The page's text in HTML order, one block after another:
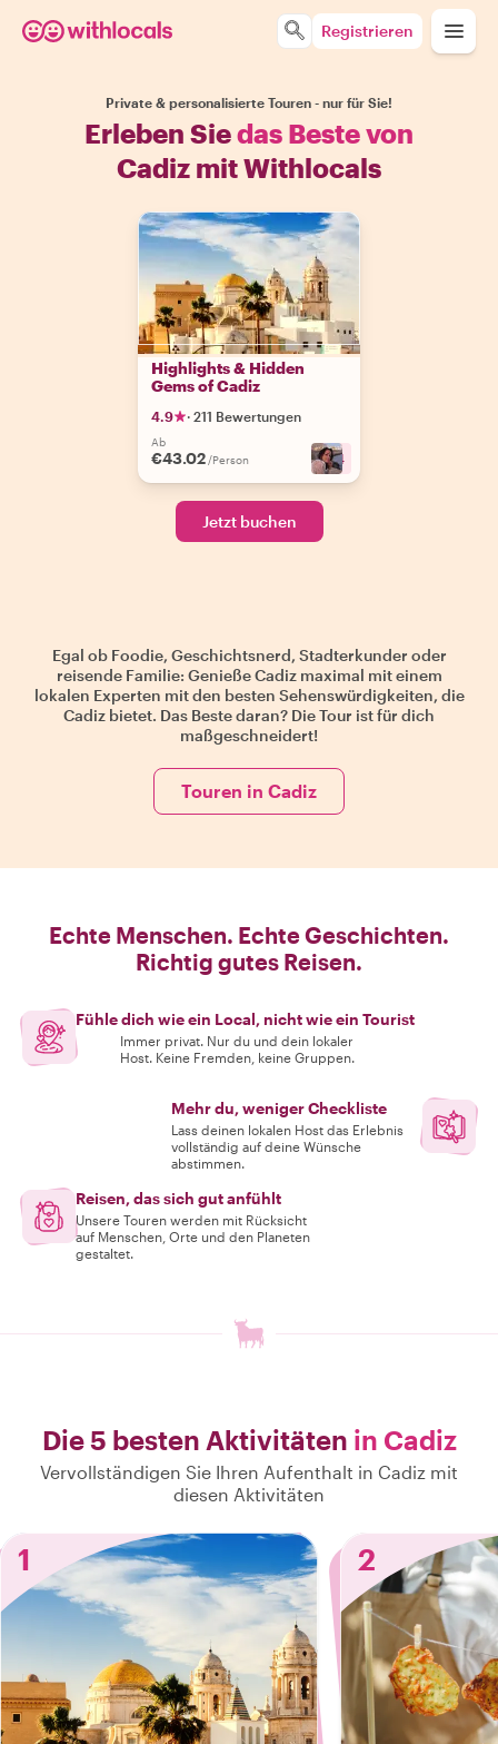
Registrieren
Private & personalisierte Touren - nur für Sie!
Erleben Siedas Beste von
Cadiz mit Withlocals
Highlights & Hidden
Gems of Cadiz
4.9 · 211 Bewertungen
Ab
€43.02 /Person +4
Jetzt buchen
Egal ob Foodie, Geschichtsnerd, Stadterkunder oder
reisende Familie: Genieße Cadiz maximal mit einem
lokalen Experten mit den besten Sehenswürdigkeiten, die
Cadiz bietet. Das Beste daran? Die Tour ist für dich
maßgeschneidert!
Touren in Cadiz
Echte Menschen. Echte Geschichten.
Richtig gutes Reisen.
Fühle dich wie ein Local, nicht wie ein Tourist
Immer privat. Nur du und dein lokaler
Host. Keine Fremden, keine Gruppen.
Mehr du, weniger Checkliste
Lass deinen lokalen Host das Erlebnis
vollständig auf deine Wünsche
abstimmen.
Reisen, das sich gut anfühlt
Unsere Touren werden mit Rücksicht
auf Menschen, Orte und den Planeten
gestaltet.
Die 5 besten Aktivitäten in Cadiz
Vervollständigen Sie Ihren Aufenthalt in Cadiz mit
diesen Aktivitäten
1 2